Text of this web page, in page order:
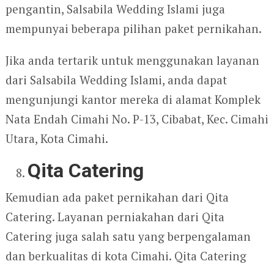
pengantin, Salsabila Wedding Islami juga
mempunyai beberapa pilihan paket pernikahan.
Jika anda tertarik untuk menggunakan layanan
dari Salsabila Wedding Islami, anda dapat
mengunjungi kantor mereka di alamat Komplek
Nata Endah Cimahi No. P-13, Cibabat, Kec. Cimahi
Utara, Kota Cimahi.
Qita Catering
Kemudian ada paket pernikahan dari Qita
Catering. Layanan perniakahan dari Qita
Catering juga salah satu yang berpengalaman
dan berkualitas di kota Cimahi. Qita Catering